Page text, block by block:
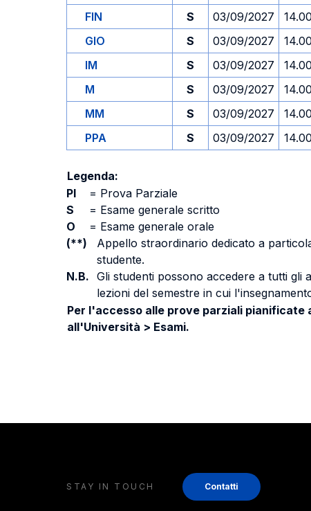
FIN
S 03/09/2027 14.00
GIO
S 03/09/2027 14.00
IM
S 03/09/2027 14.00
M
S 03/09/2027 14.00
MM
S 03/09/2027 14.00
PPA
S 03/09/2027 14.00
Legenda:
PI
= Prova Parziale
S
= Esame generale scritto
O
= Esame generale orale
(**)
Appello straordinario dedicato a
studente.
N.B. Gli studenti possono accedere a tutti
lezioni del semestre in cui
Per l'accesso alle prove parziali pianificate
all'Università > Esami.
STAY IN TOUCH Contatti